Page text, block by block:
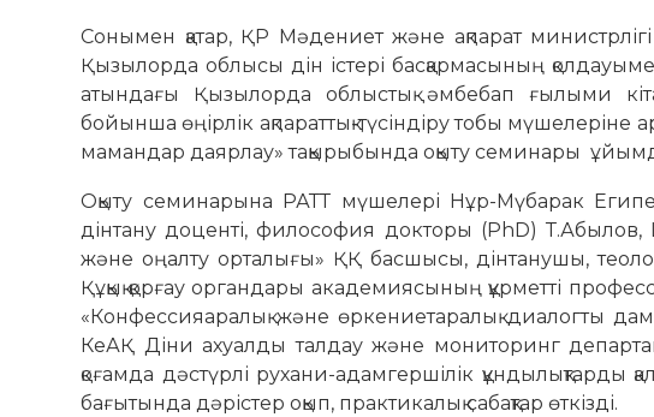
Сонымен қатар, ҚР Мәдениет және ақпарат
Қызылорда облысы дін істері басқармасының
атындағы Қызылорда облыстық әмбебап ғылыми
бойынша өңірлік ақпараттық-түсіндіру тобы мүшелеріне
мамандар даярлау» тақырыбында оқыту семинары
Оқыту семинарына РАТТ мүшелері Нұр-Мүбарак
дінтану доценті, философия докторы (PhD) Т.Абылов,
және оңалту орталығы» ҚҚ басшысы, дінтанушы,
Құқық қорғау органдары академиясының құрметті
«Конфессияаралық және өркениетаралық диалогты
КеАҚ Діни ахуалды талдау және мониторинг
қоғамда дәстүрлі рухани-адамгершілік
бағытында дәрістер оқып, практикалық сабақтар өткізді.